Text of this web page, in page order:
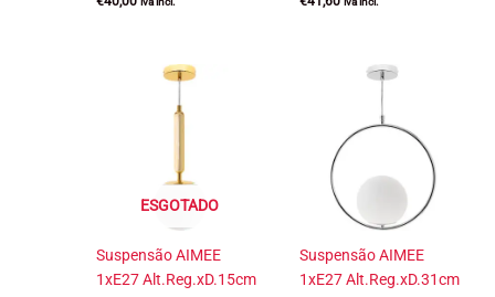
ESGOTADO
Suspensão AIMEE
1xE27 Alt.Reg.xD.15cm
Suspensão AIMEE
1xE27 Alt.Reg.xD.31cm